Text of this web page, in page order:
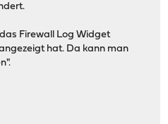
Firewall Log Widget
hat. Da kann man